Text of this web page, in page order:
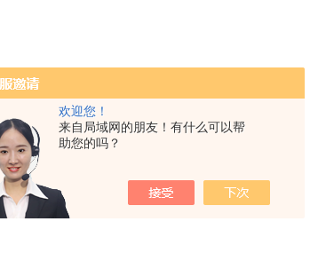
欢迎您！
来自局域网的朋友！有什么可以帮
助您的吗？